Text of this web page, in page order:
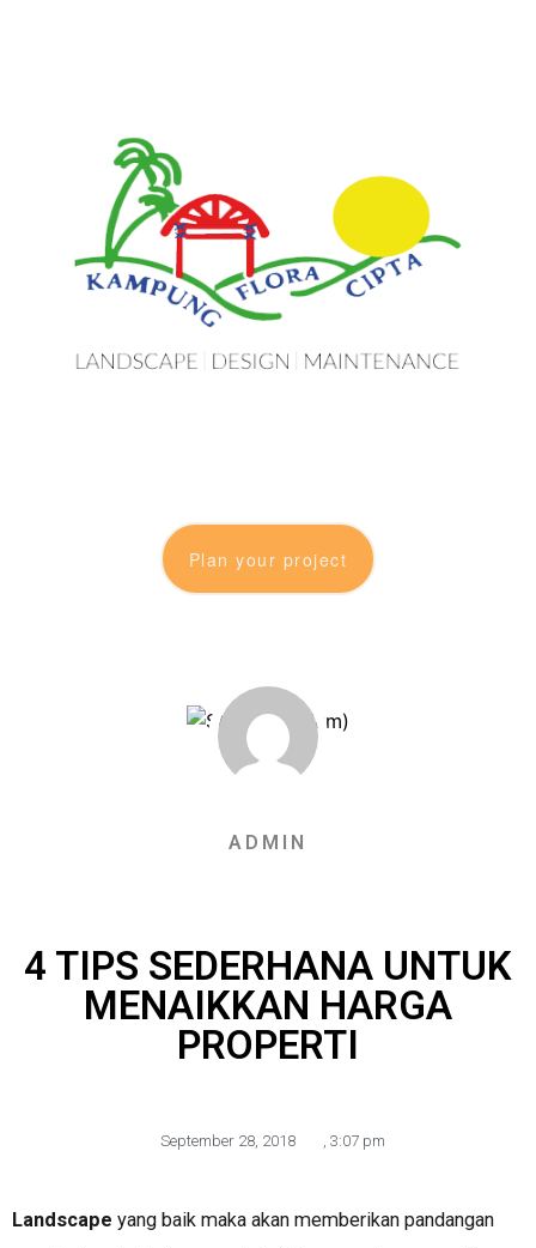
Plan your project
ADMIN
4 TIPS SEDERHANA UNTUK
MENAIKKAN HARGA
PROPERTI
September 28, 2018 3:07 pm
Landscape yang baik maka akan memberikan pandangan